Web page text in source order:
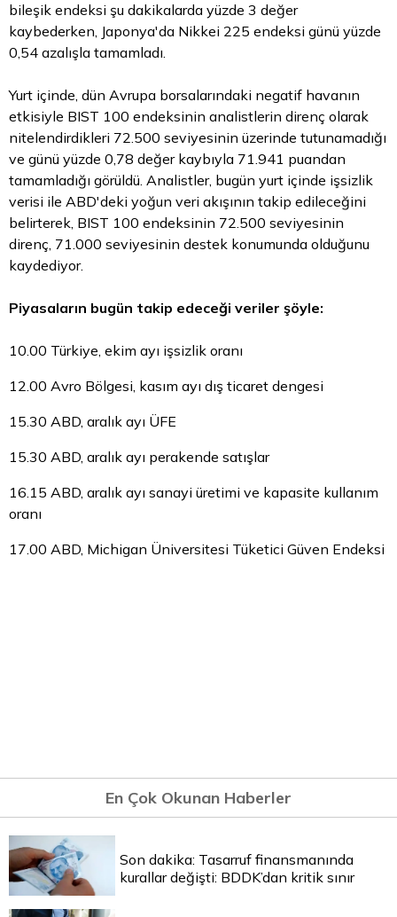
bileşik endeksi şu dakikalarda yüzde 3 değer
kaybederken, Japonya'da Nikkei 225 endeksi günü yüzde
0,54 azalışla tamamladı.
Yurt içinde, dün Avrupa borsalarındaki negatif havanın
etkisiyle BIST 100 endeksinin analistlerin direnç olarak
nitelendirdikleri 72.500 seviyesinin üzerinde tutunamadığı
ve günü yüzde 0,78 değer kaybıyla 71.941 puandan
tamamladığı görüldü. Analistler, bugün yurt içinde işsizlik
verisi ile ABD'deki yoğun veri akışının takip edileceğini
belirterek, BIST 100 endeksinin 72.500 seviyesinin
direnç, 71.000 seviyesinin destek konumunda olduğunu
kaydediyor.
Piyasaların bugün takip edeceği veriler şöyle:
10.00 Türkiye, ekim ayı işsizlik oranı
12.00 Avro Bölgesi, kasım ayı dış ticaret dengesi
15.30 ABD, aralık ayı ÜFE
15.30 ABD, aralık ayı perakende satışlar
16.15 ABD, aralık ayı sanayi üretimi ve kapasite kullanım
oranı
17.00 ABD, Michigan Üniversitesi Tüketici Güven Endeksi
En Çok Okunan Haberler
Son dakika: Tasarruf finansmanında
kurallar değişti: BDDK’dan kritik sınır